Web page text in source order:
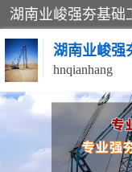
湖南业峻强
hnqianhang
强夯施工案例